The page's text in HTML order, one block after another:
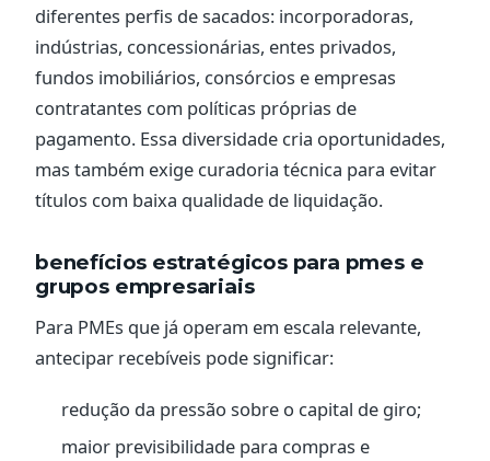
diferentes perfis de sacados: incorporadoras,
indústrias, concessionárias, entes privados,
fundos imobiliários, consórcios e empresas
contratantes com políticas próprias de
pagamento. Essa diversidade cria oportunidades,
mas também exige curadoria técnica para evitar
títulos com baixa qualidade de liquidação.
benefícios estratégicos para pmes e
grupos empresariais
Para PMEs que já operam em escala relevante,
antecipar recebíveis pode significar:
redução da pressão sobre o capital de giro;
maior previsibilidade para compras e